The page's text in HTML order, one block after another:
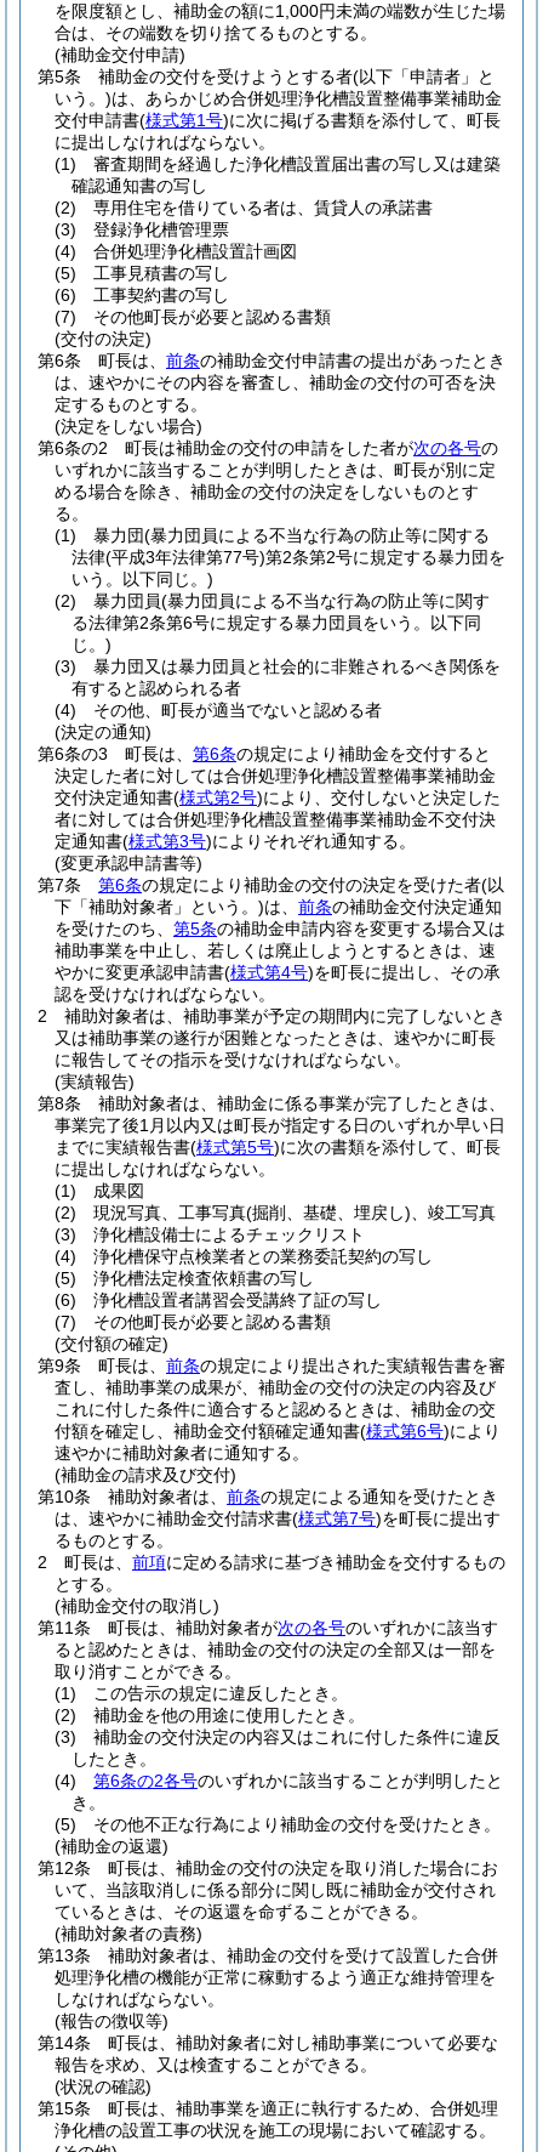
を限度額とし、補助金の額に1,000円未満の端数が生じた場
合は、その端数を切り捨てるものとする。
(補助金交付申請)
第5条
補助金の交付を受けようとする者(以下「申請者」と
いう。)は、あらかじめ合併処理浄化槽設置整備事業補助金
交付申請書(様式第1号)に次に掲げる書類を添付して、町長
に提出しなければならない。
(1)
審査期間を経過した浄化槽設置届出書の写し又は建築
確認通知書の写し
(2)
専用住宅を借りている者は、賃貸人の承諾書
(3)
登録浄化槽管理票
(4)
合併処理浄化槽設置計画図
(5)
工事見積書の写し
(6)
工事契約書の写し
(7)
その他町長が必要と認める書類
(交付の決定)
第6条
町長は、 前条の補助金交付申請書の提出があったとき
は、速やかにその内容を審査し、補助金の交付の可否を決
定するものとする。
(決定をしない場合)
第6条の2
町長は補助金の交付の申請をした者が次の各号の
いずれかに該当することが判明したときは、町長が別に定
める場合を除き、補助金の交付の決定をしないものとす
る。
(1)
暴力団(暴力団員による不当な行為の防止等に関する
法律(平成3年法律第77号)第2条第2号に規定する暴力団を
いう。以下同じ。)
(2)
暴力団員(暴力団員による不当な行為の防止等に関す
る法律第2条第6号に規定する暴力団員をいう。以下同
じ。)
(3)
暴力団又は暴力団員と社会的に非難されるべき関係を
有すると認められる者
(4)
その他、町長が適当でないと認める者
(決定の通知)
第6条の3
町長は、 第6条の規定により補助金を交付すると
決定した者に対しては合併処理浄化槽設置整備事業補助金
交付決定通知書(様式第2号)により、交付しないと決定した
者に対しては合併処理浄化槽設置整備事業補助金不交付決
定通知書(様式第3号)によりそれぞれ通知する。
(変更承認申請書等)
第7条
第6条の規定により補助金の交付の決定を受けた者(以
下「補助対象者」という。)は、 前条の補助金交付決定通知
を受けたのち、 第5条の補助金申請内容を変更する場合又は
補助事業を中止し、若しくは廃止しようとするときは、速
やかに変更承認申請書(様式第4号)を町長に提出し、その承
認を受けなければならない。
2
補助対象者は、補助事業が予定の期間内に完了しないとき
又は補助事業の遂行が困難となったときは、速やかに町長
に報告してその指示を受けなければならない。
(実績報告)
第8条
補助対象者は、補助金に係る事業が完了したときは、
事業完了後1月以内又は町長が指定する日のいずれか早い日
までに実績報告書(様式第5号)に次の書類を添付して、町長
に提出しなければならない。
(1)
成果図
(2)
現況写真、工事写真(掘削、基礎、埋戻し) 、竣工写真
(3)
浄化槽設備士によるチェックリスト
(4)
浄化槽保守点検業者との業務委託契約の写し
(5)
浄化槽法定検査依頼書の写し
(6)
浄化槽設置者講習会受講終了証の写し
(7)
その他町長が必要と認める書類
(交付額の確定)
第9条
町長は、 前条の規定により提出された実績報告書を審
査し、補助事業の成果が、補助金の交付の決定の内容及び
これに付した条件に適合すると認めるときは、補助金の交
付額を確定し、補助金交付額確定通知書(様式第6号)により
速やかに補助対象者に通知する。
(補助金の請求及び交付)
第10条
補助対象者は、 前条の規定による通知を受けたとき
は、速やかに補助金交付請求書(様式第7号)を町長に提出す
るものとする。
2
町長は、 前項に定める請求に基づき補助金を交付するもの
とする。
(補助金交付の取消し)
第11条
町長は、補助対象者が次の各号のいずれかに該当す
ると認めたときは、補助金の交付の決定の全部又は一部を
取り消すことができる。
(1)
この告示の規定に違反したとき。
(2)
補助金を他の用途に使用したとき。
(3)
補助金の交付決定の内容又はこれに付した条件に違反
したとき。
(4)
第6条の2各号のいずれかに該当することが判明したと
き。
(5)
その他不正な行為により補助金の交付を受けたとき。
(補助金の返還)
第12条
町長は、補助金の交付の決定を取り消した場合にお
いて、当該取消しに係る部分に関し既に補助金が交付され
ているときは、その返還を命ずることができる。
(補助対象者の責務)
第13条
補助対象者は、補助金の交付を受けて設置した合併
処理浄化槽の機能が正常に稼動するよう適正な維持管理を
しなければならない。
(報告の徴収等)
第14条
町長は、補助対象者に対し補助事業について必要な
報告を求め、又は検査することができる。
(状況の確認)
第15条
町長は、補助事業を適正に執行するため、合併処理
浄化槽の設置工事の状況を施工の現場において確認する。